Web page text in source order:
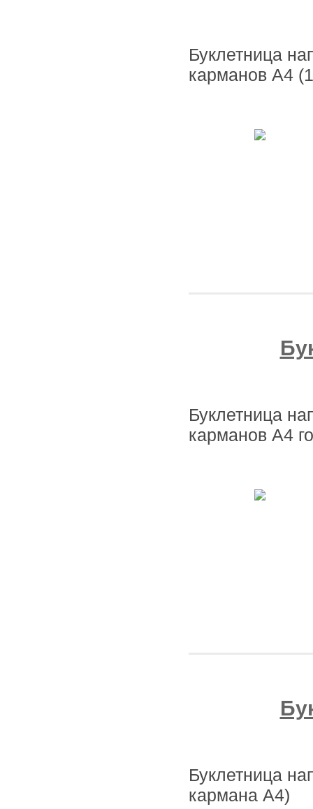
Буклетница
карманов А4
Буклетница
карманов А4
Буклетница
кармана А4)